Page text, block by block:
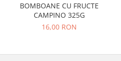
BOMBOANE CU FRUCTE
CAMPINO 325G
16,00 RON